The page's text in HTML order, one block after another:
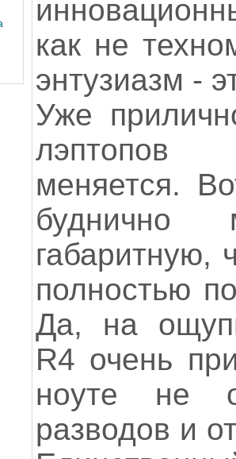
как не
энтузиазм -
Уже
меняется.
буднично
габаритную,
полностью
Да, на
R4 очень
ноуте не
разводов и